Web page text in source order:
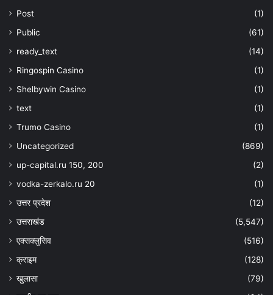
Post
(1)
Public
(61)
ready_text
(14)
Ringospin Casino
(1)
Shelbywin Casino
(1)
text
(1)
Trumo Casino
(1)
Uncategorized
(869)
up-capital.ru 150, 200
(2)
vodka-zerkalo.ru 20
(1)
उत्तर प्रदेश
(12)
उत्तराखंड
(5,547)
एक्सक्लुसिव
(516)
क्राइम
(128)
खुलासा
(79)